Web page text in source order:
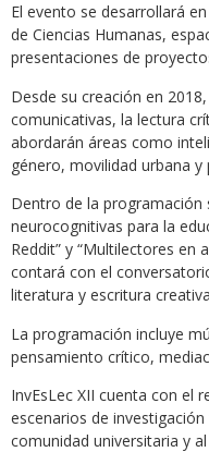
El evento se desarrollará
de Ciencias Humanas,
presentaciones de
Desde su creación en
comunicativas, la lectura
abordarán áreas como
género, movilidad urbana
Dentro de la programación
neurocognitivas para la
Reddit” y “Multilectores
contará con el
literatura y escritura
La programación incluye
pensamiento crítico,
InvEsLec XII cuenta con el
escenarios de
comunidad universitaria y